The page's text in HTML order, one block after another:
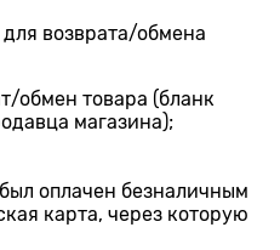
возврата/обмена
обмен товара (бланк
магазина);
оплачен безналичным
карта, через которую